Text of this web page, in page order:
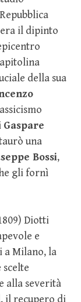
il dipinto
della sua
Gaspare
una
Bossi,
gli fornì
Diotti
e
a Milano, la
scelte
alla severità
il recupero di